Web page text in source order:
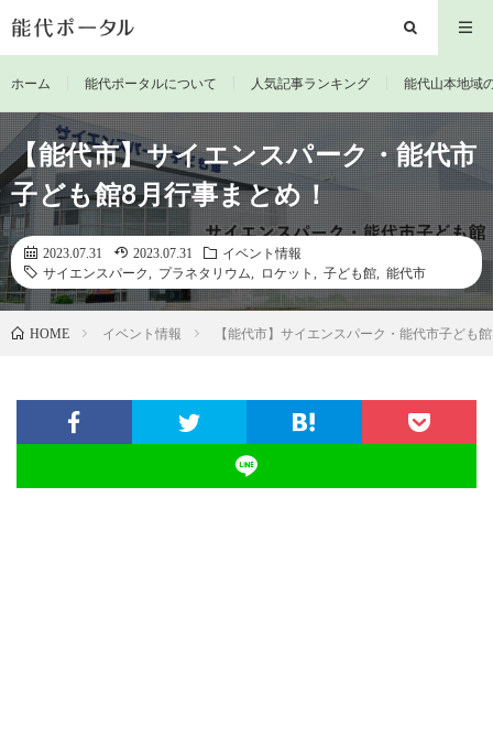
ホーム 能代ポータルについて 人気記事ランキング 能代山本地域
【能代市】サイエンスパーク・能代市
子ども館8月行事まとめ！
2023.07.31 2023.07.31
イベント情報
サイエンスパーク
プラネタリウム ロケット 子ども館 能代市
HOME イベント情報 【能代市】サイエンスパーク・能代市子ども